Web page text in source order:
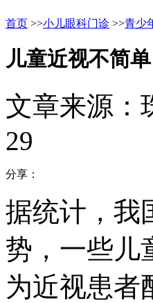
首页 >>小儿眼科门诊 >>青少
儿童近视不简
文章来源：
29
分享：
据统计，我
势，一些儿
为近视患者